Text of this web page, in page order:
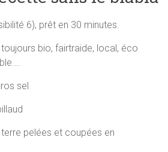
6), prêt en 30 minutes.
toujours bio, fairtraide, local, éco
sel
pelées et coupées en